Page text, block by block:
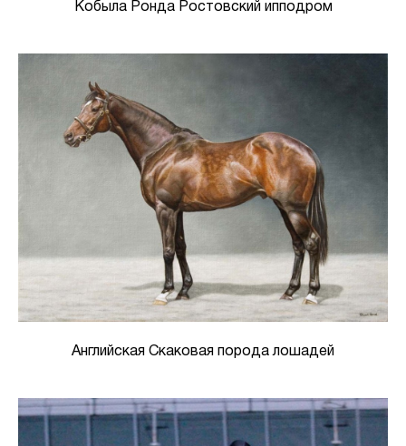
Кобыла Ронда Ростовский ипподром
Английская Скаковая порода лошадей